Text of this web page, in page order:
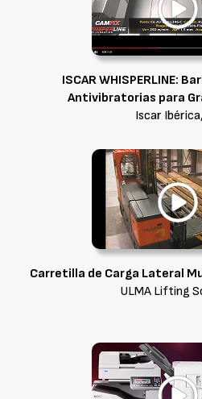
ISCAR WHISPERLINE:
Antivibratorias para
Iscar
Carretilla de Carga Lateral
ULMA Lifting